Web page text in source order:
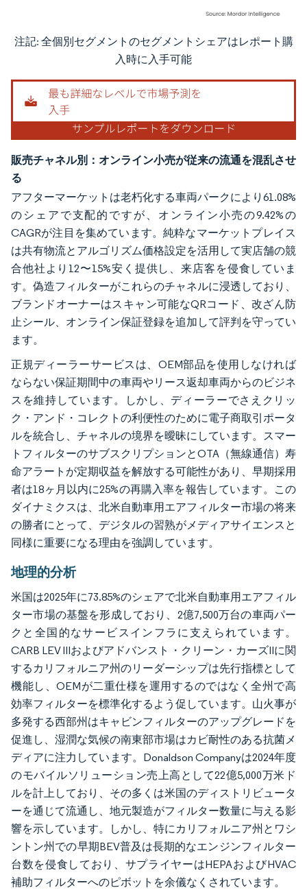
画像 © Mordor Intelligence。再利用にはCC BY 4.0の表示が必要です。
注記: 全個別セグメントのセグメントシェアはレポート購
入時に入手可能
販売チャネル別：オンライン小売が従来の流通を混乱させ
る
アフターマーケットは老朽化する車両パークにより61.08%
のシェアで支配的ですが、オンライン小売の9.42%の
CAGRが注目を集めています。純粋なマーケットプレイス
は共有物流とアルゴリズム価格設定を活用して実店舗の競
合他社より12〜15%安く提供し、来店客を侵食していま
す。偽造フィルターがこれらのチャネルに浸透しており、
ブランドオーナーはスキャン可能なQRコード、改ざん防
止シール、オンライン保証登録を追加して評判を守ってい
ます。
正規ディーラーサービスは、OEM部品を使用しなければ
ならない保証期間中の車両やリース返却車両からのビジネ
スを維持しています。しかし、ディーラーでさえクリッ
ク・アンド・コレクトの利便性のために電子商取引ポータ
ルを統合し、チャネルの境界を曖昧にしています。スマー
トフィルターのサブスクリプションとOTA（無線通信）寿
命アラートが定期収益を解放する可能性があり、早期採用
者は18ヶ月以内に25%の再購入率を報告しています。この
ダイナミクスは、北米自動車用エアフィルター市場の将来
の勝者にとって、デジタルの習熟がメディアサイエンスと
同様に重要になる理由を強調しています。
地理的分析
米国は2025年に73.85%のシェアで北米自動車用エアフィル
ター市場の基盤を形成しており、2億7,500万台の車両パー
クと全国的なサービスインフラに支えられています。
CARB LEV IIIおよびアドバンスト・クリーン・カーズIIに関
するカリフォルニア州のリーダーシップは先行指標として
機能し、OEMが二重仕様を運用するのではなく全州で高
効率フィルターを標準化するよう促しています。山火事が
多発する西部州はキャビンフィルターのアップグレードを
促進し、湿潤な気候の南東部市場はカビ耐性のある抗菌メ
ディアに注力しています。Donaldson Companyは2024年度
のモバイルソリューション売上高として22億5,000万米ド
ルを計上しており、その多くは米国のディストリビュータ
ーを通じて流通し、地元製造がフィルター数量に与える影
響を示しています。しかし、特にカリフォルニア州とワシ
ントン州での早期BEV普及は長期的なエンジンフィルター
台数を侵食しており、サプライヤーはHEPAおよびHVAC
補助フィルターへのピボットを余儀なくされています。